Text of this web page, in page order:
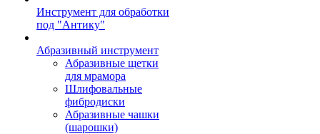
Инструмент для обработки
под "Антику"
Абразивный инструмент
Абразивные щетки
для мрамора
Шлифовальные
фибродиски
Абразивные чашки
(шарошки)